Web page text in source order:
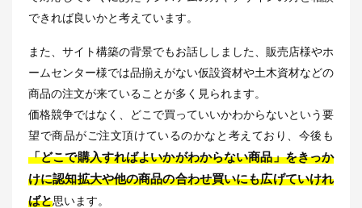
できれば良いかと考えています。
また、サイト構築の背景でもお話ししました、販売店様やホ
ームセンター様では品揃えがない仮設資材や土木資材などの
商品の注文が来ていることが多く見られます。
価格競争ではなく、どこで買っていいかわからないという要
望で商品がご注文頂けているのかなと考えており、今後も
「どこで購入すればよいかがわからない商品」をきっか
けに認知拡大や他の商品の合わせ買いにも広げていけれ
ばと思います。